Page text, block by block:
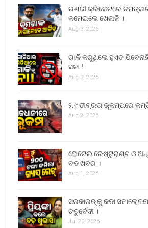
ରଣଜୀ କ୍ରିକେଟରେ
କମେଇଲେ ଖେଳାଳି ।
Aug 3, 2026
ଗାଳି କରୁଥିଲେ ହୁଏତ
ସଜା !
Aug 3, 2026
୨.୯ ତୀବ୍ରତା ଭୂକମ୍ପରେ
Aug 2, 2026
ହୋଟେଲ ରେଷ୍ଟୁରାଣ୍ଟ ଓ
ବଡ ଖବର ।
Aug 1, 2026
ସରକାରଙ୍କୁ କଡା
ଚତୁର୍ବେଦୀ ।
Jul 20, 2026